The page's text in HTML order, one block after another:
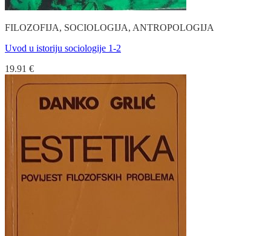
FILOZOFIJA, SOCIOLOGIJA, ANTROPOLOGIJA
Uvod u istoriju sociologije 1-2
19.91 €